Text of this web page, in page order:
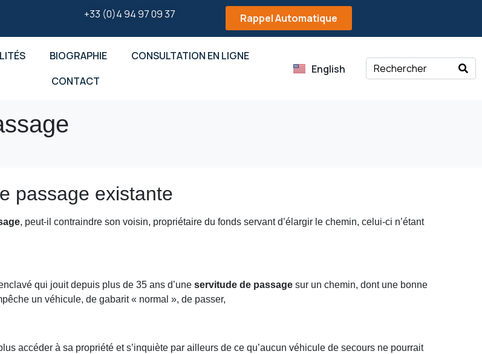
+33 (0)4 94 97 09 37 Rappel Automatique
BIOGRAPHIE
CONSULTATION EN LIGNE
CONTACT
English
passage existante
, peut-il contraindre son voisin, propriétaire du fonds servant d’élargir le chemin, celui-ci n’étant
qui jouit depuis plus de 35 ans d’uneservitude de passage sur un chemin, dont une bonne
un véhicule, de gabarit « normal », de passer,
accéder à sa propriété et s’inquiète par ailleurs de ce qu’aucun véhicule de secours ne pourrait